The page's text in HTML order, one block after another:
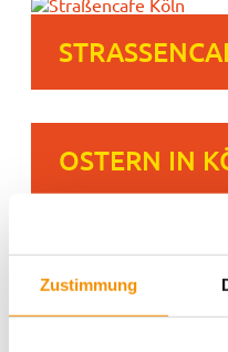
Zustimmung
OSTERN IN
JÜDISCHE